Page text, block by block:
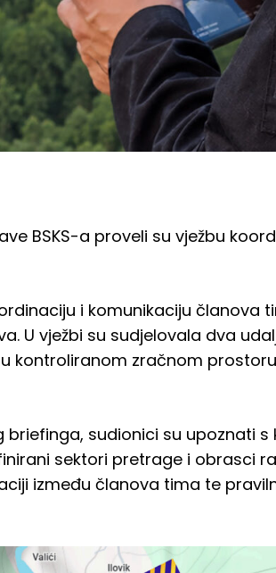
BSKS-a proveli su vježbu
i komunikaciju članova
U vježbi su sudjelovala dva
zračnom
sudionici su upoznati s
sektori pretrage i obrasci
između članova tima te